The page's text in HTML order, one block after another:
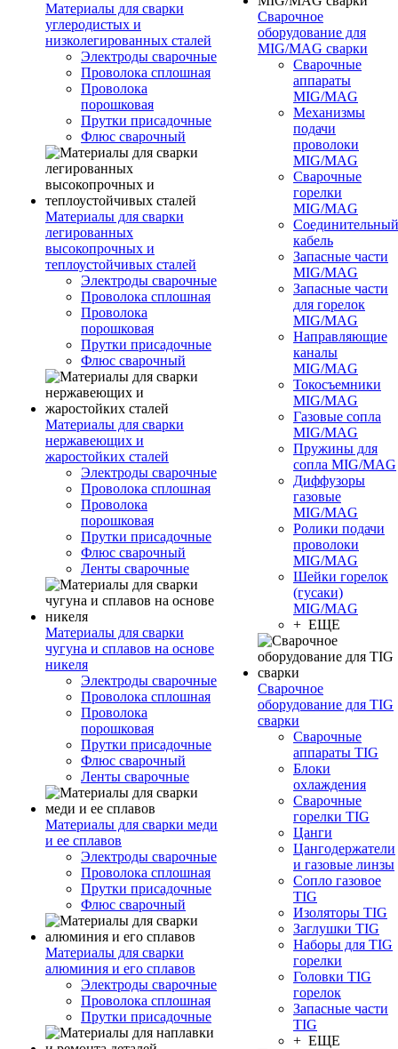
Материалы для сварки
углеродистых и
низколегированных сталей
Электроды сварочные
Проволока сплошная
Проволока
порошковая
Прутки присадочные
Флюс сварочный
Материалы для сварки
легированных
высокопрочных и
теплоустойчивых сталей
Электроды сварочные
Проволока сплошная
Проволока
порошковая
Прутки присадочные
Флюс сварочный
Материалы для сварки
нержавеющих и
жаростойких сталей
Электроды сварочные
Проволока сплошная
Проволока
порошковая
Прутки присадочные
Флюс сварочный
Ленты сварочные
Материалы для сварки
чугуна и сплавов на основе
никеля
Электроды сварочные
Проволока сплошная
Проволока
порошковая
Прутки присадочные
Флюс сварочный
Ленты сварочные
Материалы для сварки меди
и ее сплавов
Электроды сварочные
Проволока сплошная
Прутки присадочные
Флюс сварочный
Материалы для сварки
алюминия и его сплавов
Электроды сварочные
Проволока сплошная
Прутки присадочные
Сварочное
оборудование для
MIG/MAG сварки
Сварочные
аппараты
MIG/MAG
Механизмы
подачи
проволоки
MIG/MAG
Сварочные
горелки
MIG/MAG
Соединительный
кабель
Запасные части
MIG/MAG
Запасные части
для горелок
MIG/MAG
Направляющие
каналы
MIG/MAG
Токосъемники
MIG/MAG
Газовые сопла
MIG/MAG
Пружины для
сопла MIG/MAG
Диффузоры
газовые
MIG/MAG
Ролики подачи
проволоки
MIG/MAG
Шейки горелок
(гусаки)
MIG/MAG
+ ЕЩЕ
Сварочное
оборудование для TIG
сварки
Сварочные
аппараты TIG
Блоки
охлаждения
Сварочные
горелки TIG
Цанги
Цангодержатели
и газовые линзы
Сопло газовое
TIG
Изоляторы TIG
Заглушки TIG
Наборы для TIG
горелки
Головки TIG
горелок
Запасные части
TIG
+ ЕЩЕ